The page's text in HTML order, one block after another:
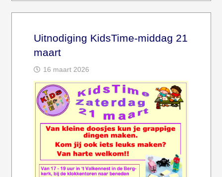
Uitnodiging KidsTime-middag 21
maart
16 maart 2026